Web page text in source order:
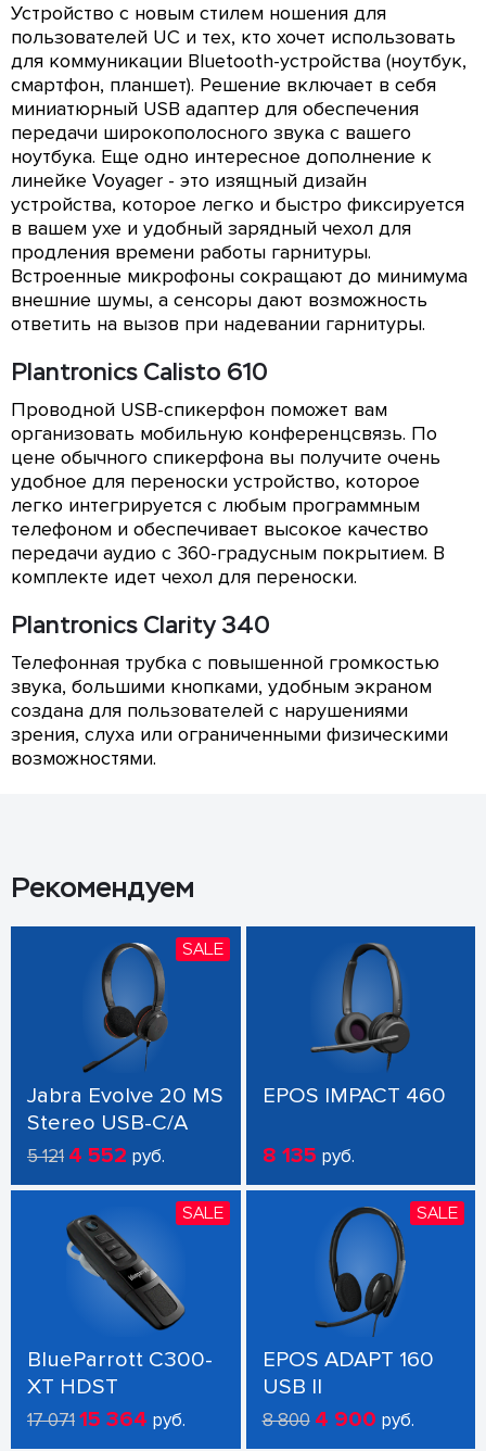
Устройство с новым стилем ношения для
пользователей UC и тех, кто хочет использовать
для коммуникации Bluetooth-устройства (ноутбук,
смартфон, планшет). Решение включает в себя
миниатюрный USB адаптер для обеспечения
передачи широкополосного звука с вашего
ноутбука. Еще одно интересное дополнение к
линейке Voyager - это изящный дизайн
устройства, которое легко и быстро фиксируется
в вашем ухе и удобный зарядный чехол для
продления времени работы гарнитуры.
Встроенные микрофоны сокращают до минимума
внешние шумы, а сенсоры дают возможность
ответить на вызов при надевании гарнитуры.
Plantronics Calisto 610
Проводной USB-спикерфон поможет вам
организовать мобильную конференцсвязь. По
цене обычного спикерфона вы получите очень
удобное для переноски устройство, которое
легко интегрируется с любым программным
телефоном и обеспечивает высокое качество
передачи аудио с 360-градусным покрытием. В
комплекте идет чехол для переноски.
Plantronics Clarity 340
Телефонная трубка с повышенной громкостью
звука, большими кнопками, удобным экраном
создана для пользователей с нарушениями
зрения, слуха или ограниченными физическими
возможностями.
Рекомендуем
SALE
Jabra Evolve 20 MS
Stereo USB-C/A
5 121 4 552 руб.
EPOS IMPACT 460
8 135 руб.
SALE
BlueParrott C300-
XT HDST
17 07115 364 руб.
SALE
EPOS ADAPT 160
USB II
8 800 4 900 руб.